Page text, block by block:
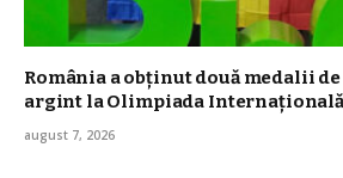
România a obţinut două medalii
argint la Olimpiada Internaţională
august 7, 2026